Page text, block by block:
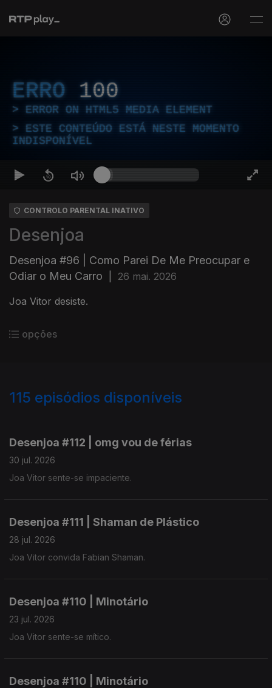
ERRO 100
ERROR ON HTML5 MEDIA ELEMENT
ESTE CONTEÚDO ESTÁ NESTE MOMENTO
INDISPONÍVEL
CONTROLO PARENTAL INATIVO
Desenjoa
Desenjoa #96 | Como Parei De Me Preocupar e
Odiar o Meu Carro
26 mai. 2026
Joa Vitor desiste.
opções
115 episódios disponíveis
Desenjoa #112 | omg vou de férias
30 jul. 2026
Joa Vitor sente-se impaciente.
Desenjoa #111 | Shaman de Plástico
28 jul. 2026
Joa Vitor convida Fabian Shaman.
Desenjoa #110 | Minotário
23 jul. 2026
Joa Vitor sente-se mítico.
Desenjoa #110 | Minotário